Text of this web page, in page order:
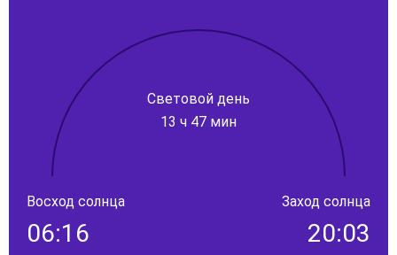
Световой день
13 ч 47 мин
Восход солнца
06:16
Заход солнца
20:03